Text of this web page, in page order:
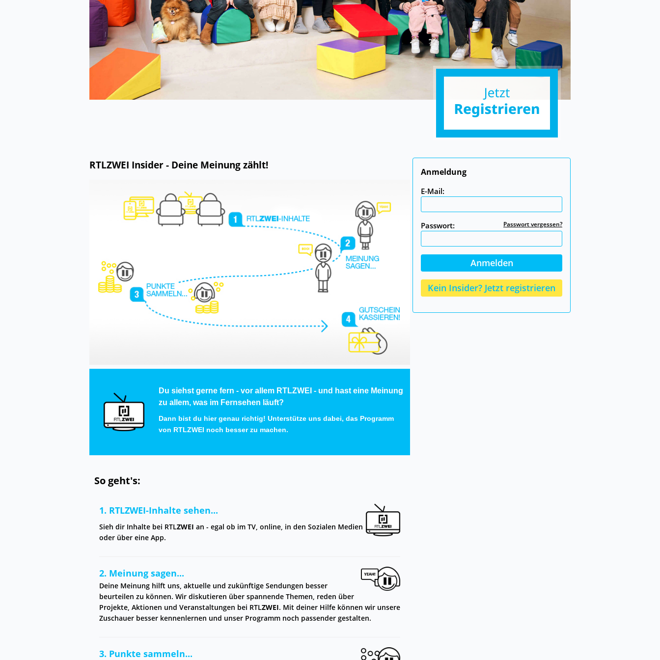
RTLZWEI Insider - Deine Meinung zählt!
Du siehst gerne fern - vor allem RTLZWEI - und hast eine Meinung
zu allem, was im Fernsehen läuft?
Dann bist du hier genau richtig! Unterstütze uns dabei, das Programm
von RTLZWEI noch besser zu machen.
So geht's:
1. RTLZWEI-Inhalte sehen...
Sieh dir Inhalte bei RTLZWEI an - egal ob im TV, online, in den Sozialen Medien
oder über eine App.
2. Meinung sagen...
Deine Meinung hilft uns, aktuelle und zukünftige Sendungen besser
beurteilen zu können. Wir diskutieren über spannende Themen, reden über
Projekte, Aktionen und Veranstaltungen bei RTLZWEI. Mit deiner Hilfe können wir unsere
Zuschauer besser kennenlernen und unser Programm noch passender gestalten.
3. Punkte sammeln...
Anmeldung
E-Mail:
Passwort: Passwort vergessen?
Kein Insider? Jetzt registrieren